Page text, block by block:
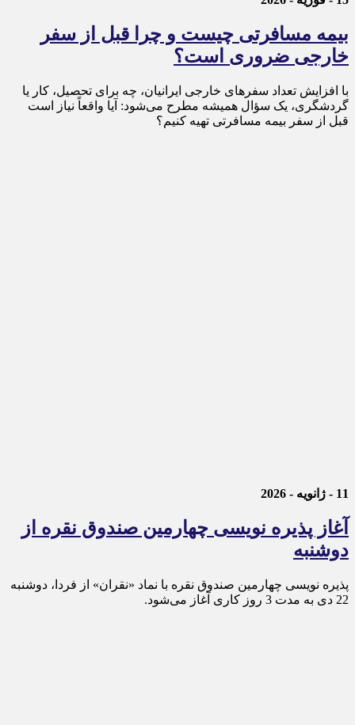
بیمه مسافرتی چیست و چرا قبل از سفر
خارجی ضروری است؟
با افزایش تعداد سفرهای خارجی ایرانیان، چه برای تحصیل، کار یا
گردشگری، یک سؤال همیشه مطرح می‌شود: آیا واقعاً نیاز است
قبل از سفر بیمه مسافرتی تهیه کنیم؟
11 - ژانویه - 2026
آغاز پذیره نویسی چهارمین صندوق نقره از
دوشنبه
پذیره‌ نویسی چهارمین صندوق نقره با نماد «نقران» از فردا، دوشنبه
22 دی به مدت 3 روز کاری آغاز می‌شود.